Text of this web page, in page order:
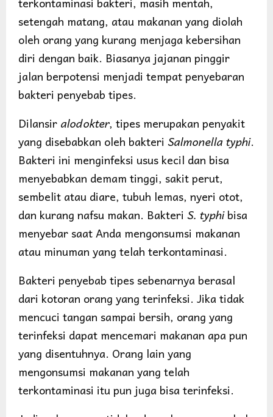
setengah matang, atau makanan yang diolah
oleh orang yang kurang menjaga kebersihan
diri dengan baik. Biasanya jajanan pinggir
jalan berpotensi menjadi tempat penyebaran
bakteri penyebab tipes.
Dilansir alodokter, tipes merupakan penyakit
yang disebabkan oleh bakteri Salmonella typhi.
Bakteri ini menginfeksi usus kecil dan bisa
menyebabkan demam tinggi, sakit perut,
sembelit atau diare, tubuh lemas, nyeri otot,
dan kurang nafsu makan. Bakteri S. typhibisa
menyebar saat Anda mengonsumsi makanan
atau minuman yang telah terkontaminasi.
Bakteri penyebab tipes sebenarnya berasal
dari kotoran orang yang terinfeksi. Jika tidak
mencuci tangan sampai bersih, orang yang
terinfeksi dapat mencemari makanan apa pun
yang disentuhnya. Orang lain yang
mengonsumsi makanan yang telah
terkontaminasi itu pun juga bisa terinfeksi.